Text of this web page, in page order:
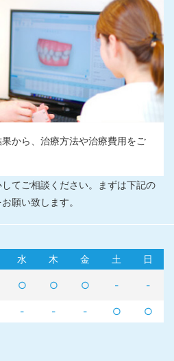
から、治療方法や治療費用をご
てご相談ください。まずは下記の
願い致します。
水 木 金 土
日
○ ○ ○ - -
- - - ○ ○